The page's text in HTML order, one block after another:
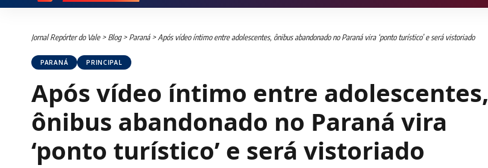
Jornal Repórter do Vale> Blog> Paraná> Após vídeo íntimo entre adolescentes, ônibus abandonado no Paraná vira ‘ponto turístico’ e será vistoriado
PARANÁ PRINCIPAL
Após vídeo íntimo entre adolescentes,
ônibus abandonado no Paraná vira
‘ponto turístico’ e será vistoriado